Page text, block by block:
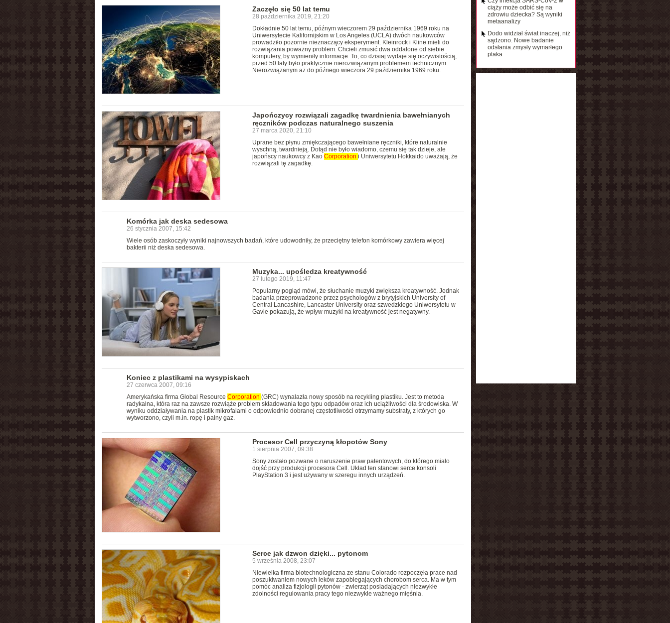
Zaczęło się 50 lat temu
28 października 2019, 21:20
Dokładnie 50 lat temu, późnym wieczorem 29 października 1969 roku na
Uniwersytecie Kalifornijskim w Los Angeles (UCLA) dwóch naukowców
prowadziło pozornie nieznaczący eksperyment. Kleinrock i Kline mieli do
rozwiązania poważny problem. Chcieli zmusić dwa oddalone od siebie
komputery, by wymieniły informacje. To, co dzisiaj wydaje się oczywistością,
przed 50 laty było praktycznie nierozwiązanym problemem technicznym.
Nierozwiązanym aż do późnego wieczora 29 października 1969 roku.
Japończycy rozwiązali zagadkę twardnienia bawełnianych
ręczników podczas naturalnego suszenia
27 marca 2020, 21:10
Uprane bez płynu zmiękczającego bawełniane ręczniki, które naturalnie
wyschną, twardnieją. Dotąd nie było wiadomo, czemu się tak dzieje, ale
japońscy naukowcy z Kao Corporation i Uniwersytetu Hokkaido uważają, że
rozwiązali tę zagadkę.
Komórka jak deska sedesowa
26 stycznia 2007, 15:42
Wiele osób zaskoczyły wyniki najnowszych badań, które udowodniły, że przeciętny telefon komórkowy zawiera więcej
bakterii niż deska sedesowa.
Muzyka... upośledza kreatywność
27 lutego 2019, 11:47
Popularny pogląd mówi, że słuchanie muzyki zwiększa kreatywność. Jednak
badania przeprowadzone przez psychologów z brytyjskich University of
Central Lancashire, Lancaster University oraz szwedzkiego Uniwersytetu w
Gavle pokazują, że wpływ muzyki na kreatywność jest negatywny.
Koniec z plastikami na wysypiskach
27 czerwca 2007, 09:16
Amerykańska firma Global Resource Corporation (GRC) wynalazła nowy sposób na recykling plastiku. Jest to metoda
radykalna, która raz na zawsze rozwiąże problem składowania tego typu odpadów oraz ich uciążliwości dla środowiska. W
wyniku oddziaływania na plastik mikrofalami o odpowiednio dobranej częstotliwości otrzymamy substraty, z których go
wytworzono, czyli m.in. ropę i palny gaz.
Procesor Cell przyczyną kłopotów Sony
1 sierpnia 2007, 09:38
Sony zostało pozwane o naruszenie praw patentowych, do którego miało
dojść przy produkcji procesora Cell. Układ ten stanowi serce konsoli
PlayStation 3 i jest używany w szeregu innych urządzeń.
Serce jak dzwon dzięki... pytonom
5 września 2008, 23:07
Niewielka firma biotechnologiczna ze stanu Colorado rozpoczęła prace nad
poszukiwaniem nowych leków zapobiegających chorobom serca. Ma w tym
pomóc analiza fizjologii pytonów - zwierząt posiadających niezwykłe
zdolności regulowania pracy tego niezwykle ważnego mięśnia.
ciąży może odbić się na
zdrowiu dziecka? Są wyniki
metaanalizy
Dodo widział świat inaczej, niż
sądzono. Nowe badanie
odsłania zmysły wymarłego
ptaka